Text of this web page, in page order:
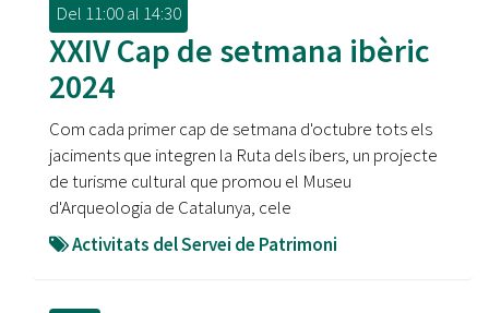
Del 11:00al 14:30
XXIV Cap de setmana ibèric
2024
Com cada primer cap de setmana d'octubre tots els
jaciments que integren la Ruta dels ibers, un projecte
de turisme cultural que promou el Museu
d'Arqueologia de Catalunya, cele
Activitats del Servei de Patrimoni